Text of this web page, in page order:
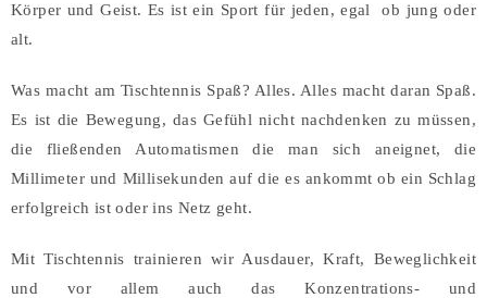
Körper und Geist. Es ist ein Sport für jeden, egal ob jung oder
alt.
Was macht am Tischtennis Spaß? Alles. Alles macht daran Spaß.
Es ist die Bewegung, das Gefühl nicht nachdenken zu müssen,
die fließenden Automatismen die man sich aneignet, die
Millimeter und Millisekunden auf die es ankommt ob ein Schlag
erfolgreich ist oder ins Netz geht.
Mit Tischtennis trainieren wir Ausdauer, Kraft, Beweglichkeit
und vor allem auch das Konzentrations- und